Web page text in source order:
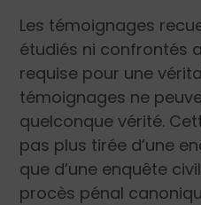
Les témoignages
étudiés ni confrontés
requise pour une
témoignages ne
quelconque vérité.
pas plus tirée d’une
que d’une enquête
procès pénal